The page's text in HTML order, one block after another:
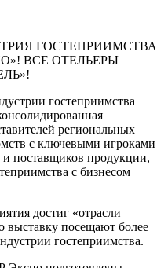
гостеприимства
региональных
с ключевыми игроками
поставщиков продукции,
с бизнесом
достиг «отрасли
выставку посещают более
гостеприимства.